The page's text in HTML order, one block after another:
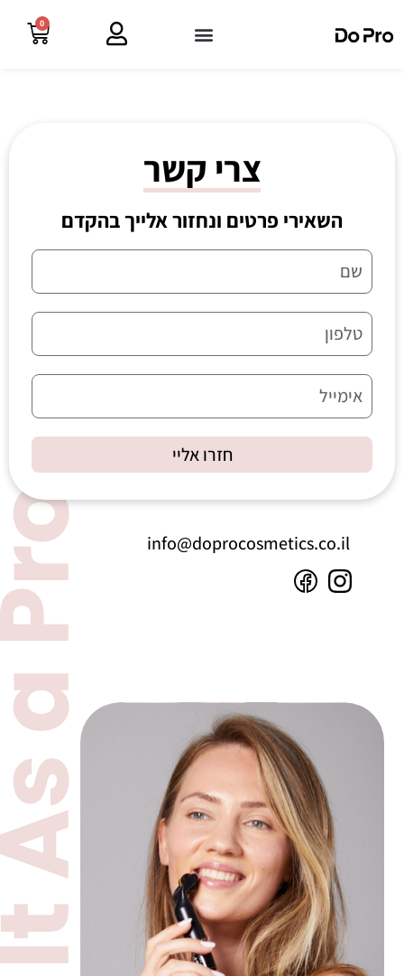
0
צרי קשר
השאירי פרטים ונחזור אלייך בהקדם
חזרו אליי
info@doprocosmetics.co.il